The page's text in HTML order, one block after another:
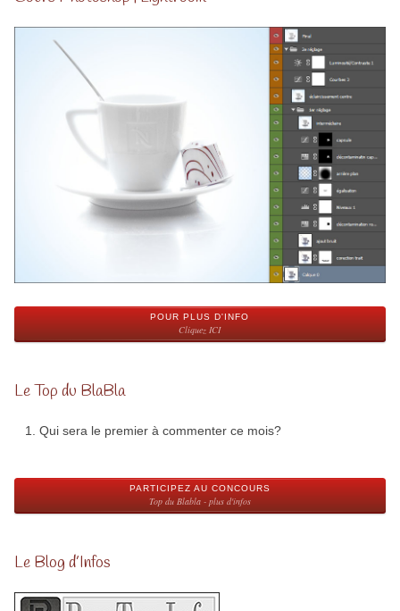
POUR PLUS D'INFO
Cliquez ICI
Le Top du BlaBla
Qui sera le premier à commenter ce mois?
PARTICIPEZ AU CONCOURS
Top du Blabla - plus d'infos
Le Blog d’Infos